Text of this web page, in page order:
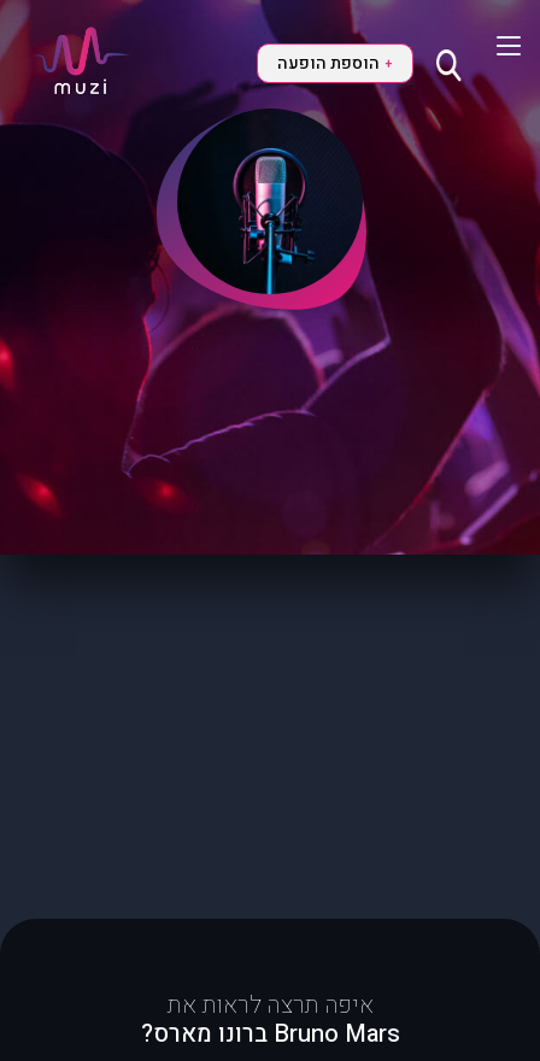
+ הוספת הופעה
איפה תרצה לראות את
Bruno Mars ברונו מארס?